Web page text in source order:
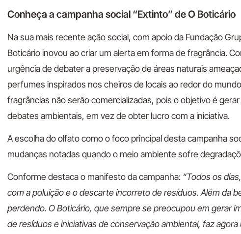
Conheça a campanha social “Extinto” de O Boticário
Na sua mais recente ação social, com apoio da Fundação
Boticário inovou ao criar um alerta em forma de fragrância.
urgência de debater a preservação de áreas naturais
perfumes inspirados nos cheiros de locais ao redor do
fragrâncias não serão comercializadas, pois o objetivo é
debates ambientais, em vez de obter lucro com a iniciativa.
A escolha do olfato como o foco principal desta campanha
mudanças notadas quando o meio ambiente sofre
Conforme destaca o manifesto da campanha: “Todos os
com a poluição e o descarte incorreto de resíduos. Além da
perdendo. O Boticário, que sempre se preocupou em gerar
de resíduos e iniciativas de conservação ambiental, faz